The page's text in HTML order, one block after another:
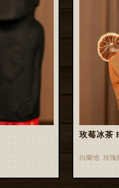
玫莓冰茶
白蘭地 玫瑰